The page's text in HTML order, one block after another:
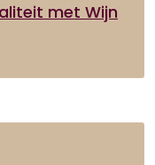
met Wijn